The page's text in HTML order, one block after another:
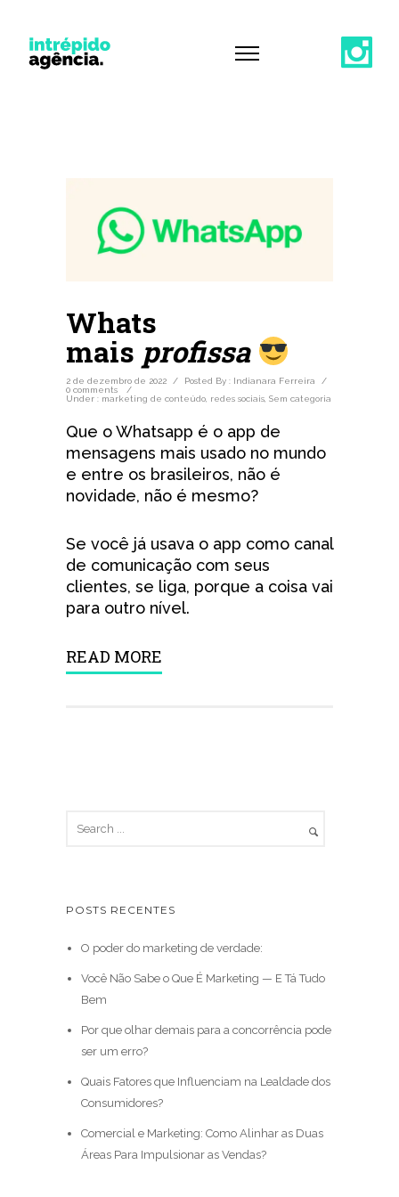
Whats
mais profissa
2 de dezembro de 2022 / Posted By : Indianara Ferreira
/
0 comments
/
Under : marketing de conteúdo redes sociais Sem categoria
Que o Whatsapp é o app de
mensagens mais usado no mundo
e entre os brasileiros, não é
novidade, não é mesmo?
Se você já usava o app como canal
de comunicação com seus
clientes, se liga, porque a coisa vai
para outro nível.
READ MORE
POSTS RECENTES
O poder do marketing de verdade:
Você Não Sabe o Que É Marketing — E Tá Tudo
Bem
Por que olhar demais para a concorrência pode
ser um erro?
Quais Fatores que Influenciam na Lealdade dos
Consumidores?
Comercial e Marketing: Como Alinhar as Duas
Áreas Para Impulsionar as Vendas?